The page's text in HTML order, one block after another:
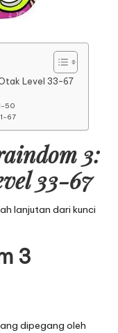
Level 33-67
50
67
3:
33-67
lanjutan dari kunci
3
dipegang oleh